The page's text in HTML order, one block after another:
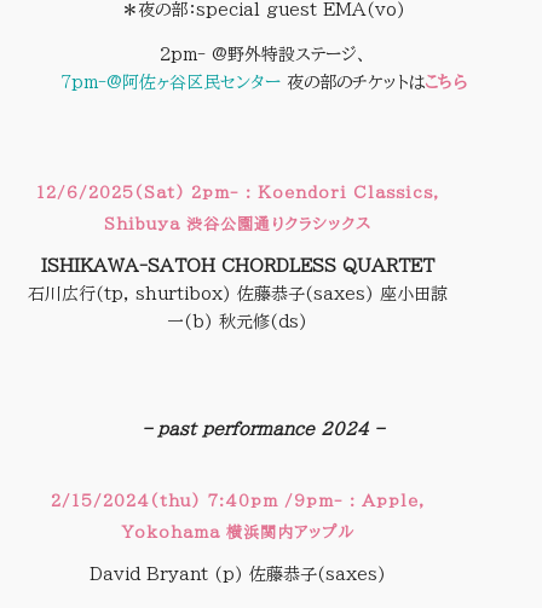
＊夜の部：special guest EMA(vo)
2pm- @野外特設ステージ、
7pm-@阿佐ヶ谷区民センター夜の部のチケットはこちら
12/6/2025(Sat) 2pm- : Koendori Classics,
Shibuya 渋谷公園通りクラシックス
ISHIKAWA-SATOH CHORDLESS QUARTET
石川広行(tp, shurtibox) 佐藤恭子(saxes) 座小田諒
一(b) 秋元修(ds)
– past performance 2024 –
2/15/2024(thu) 7:40pm /9pm- : Apple,
Yokohama 横浜関内アップル
David Bryant (p) 佐藤恭子(saxes)